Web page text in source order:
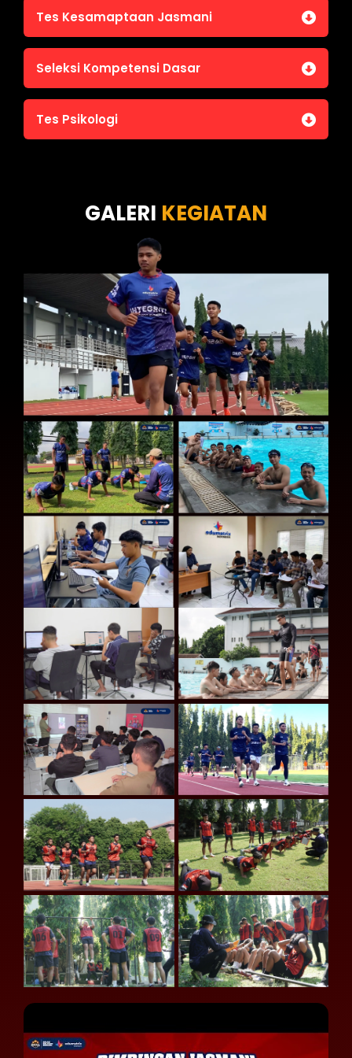
Tes Kesamaptaan Jasmani
Jasmani A (Lari 12 menit)
Jasmani C (Renang)
Seleksi Kompetensi Dasar
Tes Intelegensi Umum
Tes Psikologi
Tes Kepribadian
GALERI KEGIATAN